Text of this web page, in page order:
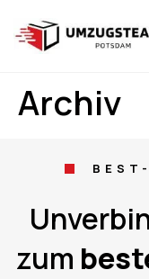
Archiv
zum